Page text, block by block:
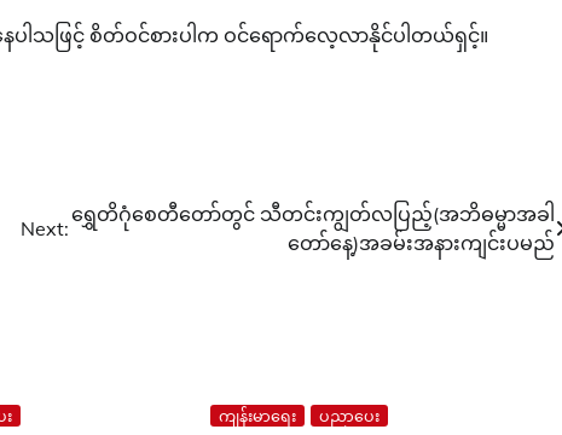
းနေပါသဖြင့် စိတ်ဝင်စားပါက ဝင်ရောက်လေ့လာနိုင်ပါတယ်ရှင့်။
Next:
ရွှေတိဂုံစေတီတော်တွင် သီတင်းကျွတ်လပြည့်(အဘိဓမ္မာအခါ
တော်နေ့)အခမ်းအနားကျင်းပမည်
ကျန်းမာရေး ပညာပေး